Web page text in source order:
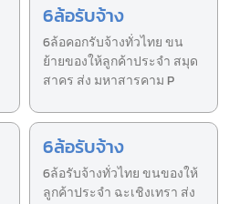
6ล้อรับจ้าง
6ล้อคอกรับจ้างทั่วไทย ขน
ย้ายของให้ลูกค้าประจำ สมุด
สาคร ส่ง มหาสารคาม P
6ล้อรับจ้าง
6ล้อรับจ้างทั่วไทย ขนของให้
ลูกค้าประจำ ฉะเชิงเทรา ส่ง